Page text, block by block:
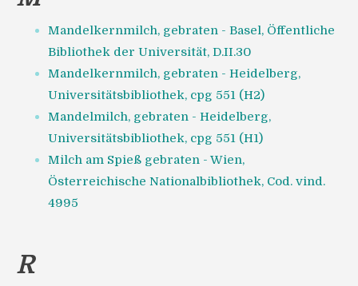
Mandelkernmilch, gebraten - Basel, Öffentliche
Bibliothek der Universität, D.II.30
Mandelkernmilch, gebraten - Heidelberg,
Universitätsbibliothek, cpg 551 (H2)
Mandelmilch, gebraten - Heidelberg,
Universitätsbibliothek, cpg 551 (H1)
Milch am Spieß gebraten - Wien,
Österreichische Nationalbibliothek, Cod. vind.
4995
R